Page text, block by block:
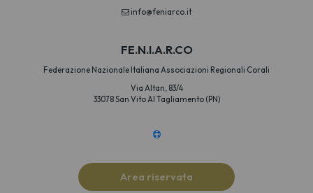
info@feniarco.it
FE.N.I.A.R.CO
Federazione Nazionale Italiana Associazioni Regionali Corali
Via Altan, 83/4
33078 San Vito Al Tagliamento (PN)
Area riservata